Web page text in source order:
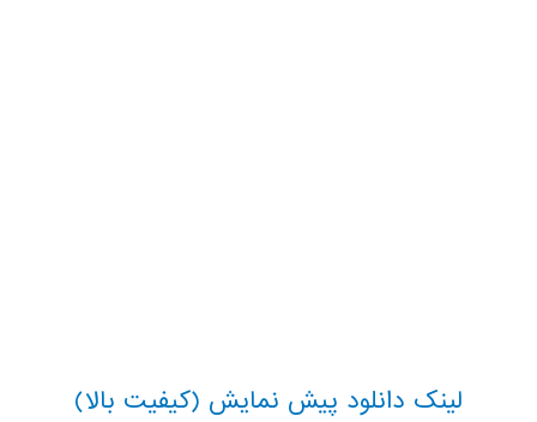
لینک دانلود پیش نمایش (کیفیت بالا)